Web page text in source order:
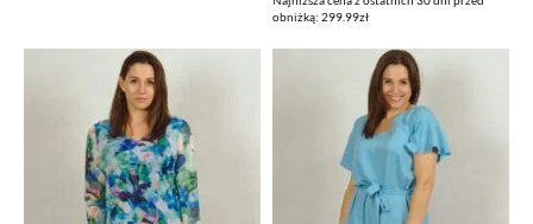
cena
cena
obniżką: 299.99zł